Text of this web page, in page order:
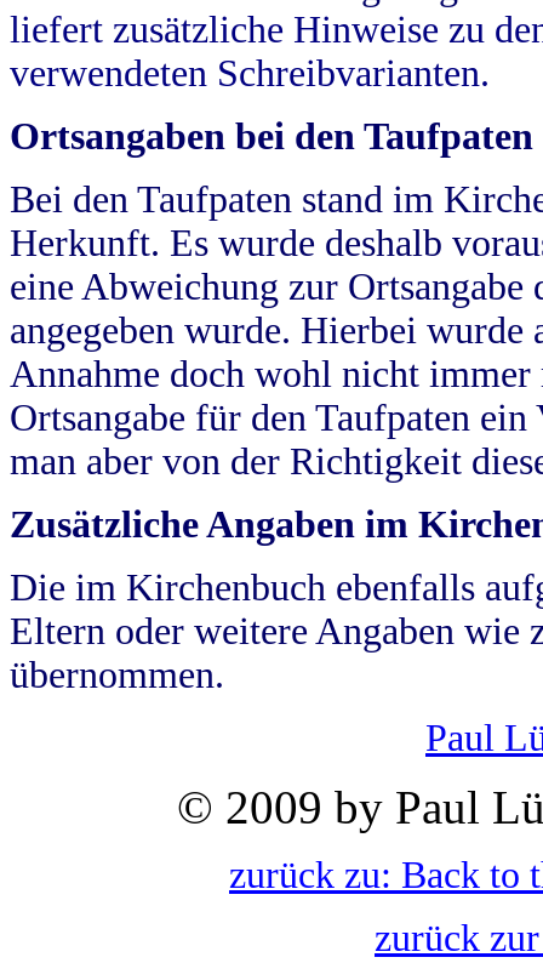
liefert zusätzliche Hinweise zu
verwendeten Schreibvarianten.
Ortsangaben bei den Taufpaten
Bei den Taufpaten stand im
Herkunft. Es wurde deshalb
eine Abweichung zur
angegeben wurde. Hierbei wurde
Annahme doch wohl nicht
Ortsangabe für den Taufpaten
man aber von der Richtigkeit
Zusätzliche Angaben im
Die im Kirchenbuch ebenfalls
Eltern oder weitere Angaben wie
übernommen.
Paul
© 2009 by Paul
zurück zu: Back to
zurück